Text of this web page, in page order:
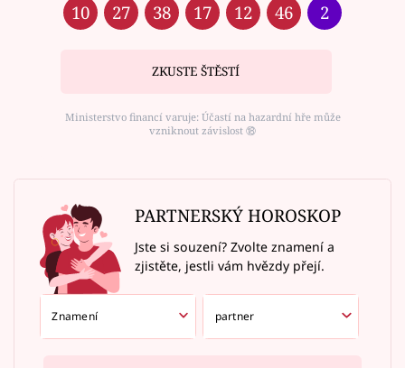
10 27 38 17 12 46 2
ZKUSTE ŠTĚSTÍ
Ministerstvo financí varuje: Účastí na hazardní hře může
vzniknout závislost ⑱
PARTNERSKÝ HOROSKOP
Jste si souzení? Zvolte znamení a
zjistěte, jestli vám hvězdy přejí.